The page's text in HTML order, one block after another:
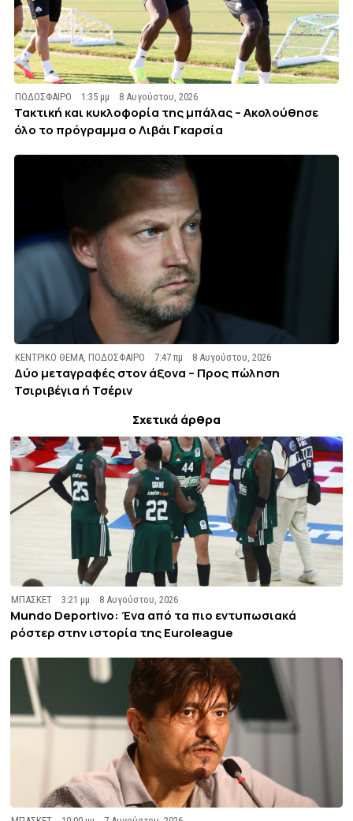
ΠΟΔΟΣΦΑΙΡΟ 1:35 μμ 8 Αυγούστου, 2026
Τακτική και κυκλοφορία της μπάλας – Ακολούθησε
όλο το πρόγραμμα ο Λιβάι Γκαρσία
ΚΕΝΤΡΙΚΟ ΘΕΜΑ ,ΠΟΔΟΣΦΑΙΡΟ 7:47 πμ 8 Αυγούστου, 2026
Δύο μεταγραφές στον άξονα – Προς πώληση
Τσιριβέγια ή Τσέριν
Σχετικά άρθρα
ΜΠΑΣΚΕΤ 3:21 μμ 8 Αυγούστου, 2026
Mundo Deportivo: Ένα από τα πιο εντυπωσιακά
ρόστερ στην ιστορία της Euroleague